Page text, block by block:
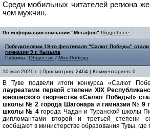
Среди мобильных читателей региона
чем мужчин.
По информации компании "Мегафон" Подробнее
Победителями 19-го фестиваля "Салют Победы"
гимназии 9 г. Кызыла
Рубрика: Общество / Моя Победа
10 мая 2021 г. | Просмотров: 2464 | Комментариев: 0
В Туве подвели итоги конкурса «Салют
лауреатами первой степени XIX
юношеского творчества «Салют Победы!»
школы № 2 города Шагонара и гимназии № 9
школы № 4 города Чадан и Туранской школы
дипломантами второй и третьей степени
сообщают в министерстве образования Тувы, где